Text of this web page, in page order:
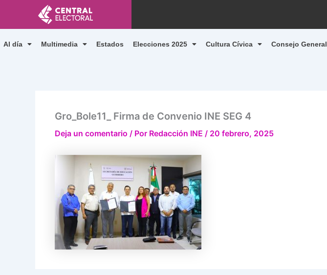
contenido
Al día Multimedia Estados Elecciones 2025 Cultura Cívica Consejo General
Gro_Bole11_ Firma de Convenio INE SEG 4
Deja un comentario / Por Redacción INE / 20 febrero, 2025